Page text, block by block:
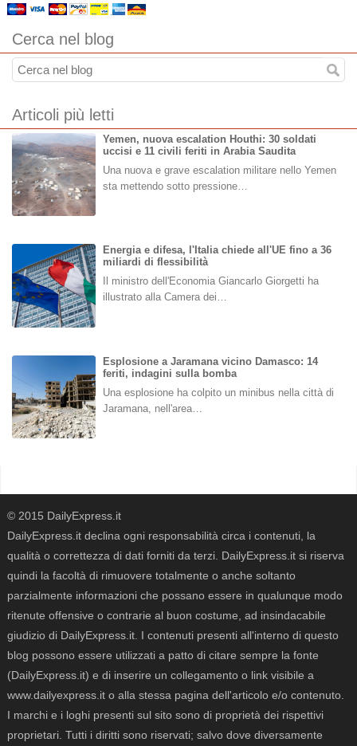
Cerca nel blog
Articoli più letti
Yemen, nuova escalation Houthi: 30 soldati
uccisi e 11 civili feriti in Arabia Saudita
Una nuova e grave escalation militare nello Yemen
sta mettendo sotto pressione…
Energia e difesa, l'Italia chiede all'UE fino a 36
miliardi di flessibilità
Il ministro dell'Economia Giancarlo Giorgetti ha
illustrato alla Camera dei…
Esplosione a Jaramana vicino Damasco: 14
feriti, indagini sulla bomba
Una esplosione ha colpito un minibus nella città di
Jaramana, nell'area…
© 2015 DailyExpress.it
DailyExpress.it declina ogni responsabilità circa i contenuti, la
qualità o correttezza di dati forniti da terzi. DailyExpress.it si riserva
quindi la facoltà di rimuovere totalmente o anche soltanto
parzialmente informazioni che possano essere in qualunque modo
ritenute offensive o contrarie al buon costume, ad insindacabile
giudizio di DailyExpress.it. I contenuti presenti all'interno di questo
blog possono essere utilizzati a patto di citare sempre la fonte
(DailyExpress.it) e di inserire un collegamento o link visibile a
www.dailyexpress.it o alla stessa pagina dell'articolo e/o contenuto.
I marchi e i loghi presenti sul sito sono di proprietà dei rispettivi
proprietari. Tutti i diritti sono riservati; salvo dove diversamente